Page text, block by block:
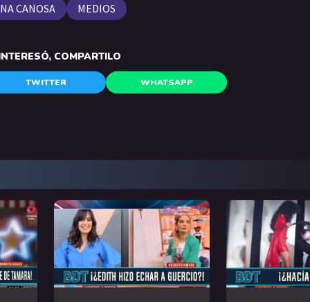
CANOSA MEDIOS
COMPARTILO
TWITTER WHATSAPP